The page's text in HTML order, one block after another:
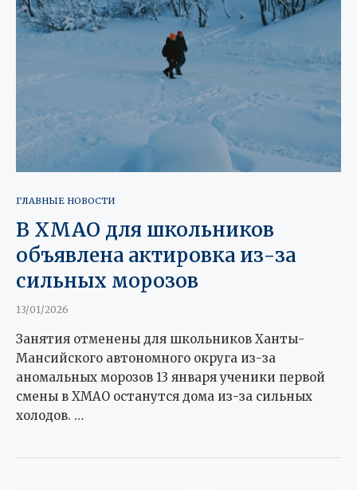
ГЛАВНЫЕ НОВОСТИ
В ХМАО для школьников
объявлена актировка из-за
сильных морозов
13/01/2026
Занятия отменены для школьников Ханты-
Мансийского автономного округа из-за
аномальных морозов 13 января ученики первой
смены в ХМАО останутся дома из-за сильных
холодов. …